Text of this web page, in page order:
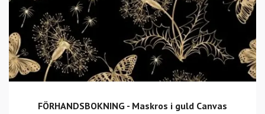
FÖRHANDSBOKNING - Maskros i guld Canvas